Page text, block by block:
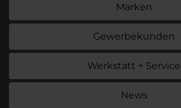
Marken
Gewerbekunden
Werkstatt + Service
News